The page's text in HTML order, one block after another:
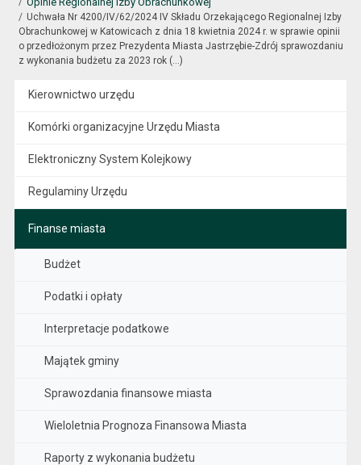
Uchwała Nr 4200/IV/62/2024 IV Składu Orzekającego Regionalnej Izby
Obrachunkowej w Katowicach z dnia 18 kwietnia 2024 r. w sprawie opinii
o przedłożonym przez Prezydenta Miasta Jastrzębie-Zdrój sprawozdaniu
z wykonania budżetu za 2023 rok (...)
Kierownictwo urzędu
Komórki organizacyjne Urzędu Miasta
Elektroniczny System Kolejkowy
Regulaminy Urzędu
Finanse miasta
Budżet
Podatki i opłaty
Interpretacje podatkowe
Majątek gminy
Sprawozdania finansowe miasta
Wieloletnia Prognoza Finansowa Miasta
Raporty z wykonania budżetu